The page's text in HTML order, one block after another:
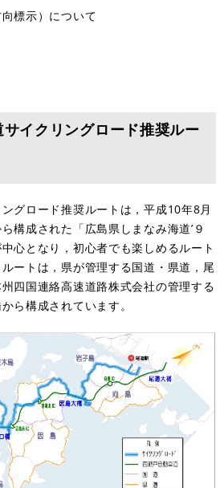
標示）について
イクリングロード推奨ルー
グロード推奨ルートは，平成10年8月
構成された「広島県しまなみ海道’９
心となり，初心者でも楽しめるルート
ートは，県が管理する国道・県道，尾
四国連絡高速道路株式会社の管理する
ら構成されています。